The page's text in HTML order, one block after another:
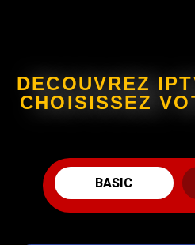
DECOUVREZ
CHOISISSEZ
BASIC